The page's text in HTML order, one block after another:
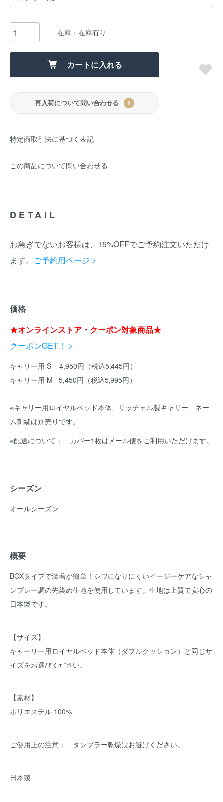
在庫：在庫有り
カートに入れる
再入荷について問い合わせる
特定商取引法に基づく表記
この商品について問い合わせる
DETAIL
お急ぎでないお客様は、15%OFFでご予約注文いただけ
ます。 ご予約用ページ >
価格
★オンラインストア・クーポン対象商品★
クーポンGET！ >
キャリー用 S 4,950円（税込5,445円）
キャリー用 M 5,450円（税込5,995円）
※キャリー用ロイヤルベッド本体、リッチェル製キャリー、ネー
ム刺繍は別売りです。
※配送について： カバー1枚はメール便をご利用いただけます。
シーズン
オールシーズン
概要
BOXタイプで装着が簡単！シワになりにくいイージーケアなシャ
ンブレー調の先染め生地を使用しています。生地は上質で安心の
日本製です。
【サイズ】
キャーリー用ロイヤルベッド本体（ダブルクッション）と同じサ
イズをお選びください。
【素材】
ポリエステル 100%
ご使用上の注意： タンブラー乾燥はお避けください。
日本製